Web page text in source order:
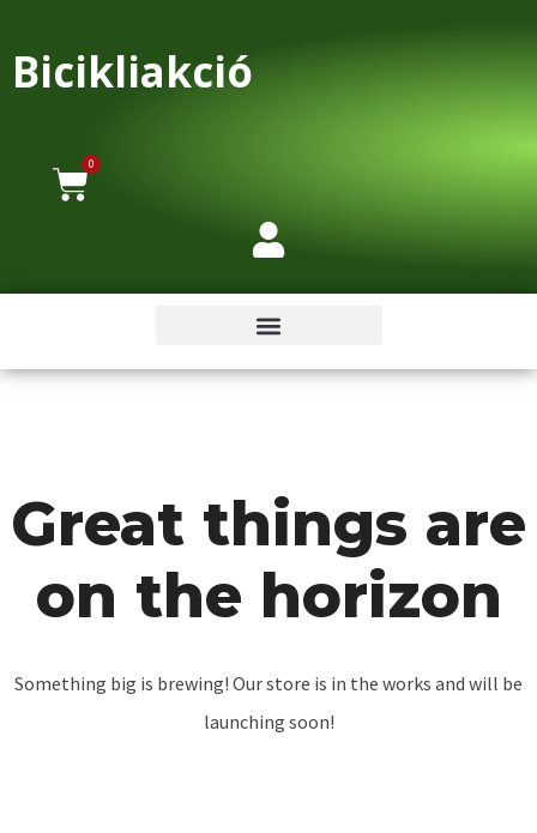
Bicikliakció
0
Great things are
on the horizon
Something big is brewing! Our store is in the works and will be
launching soon!